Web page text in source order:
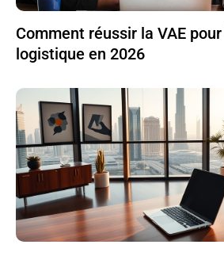
Comment réussir la VAE
logistique en 2026